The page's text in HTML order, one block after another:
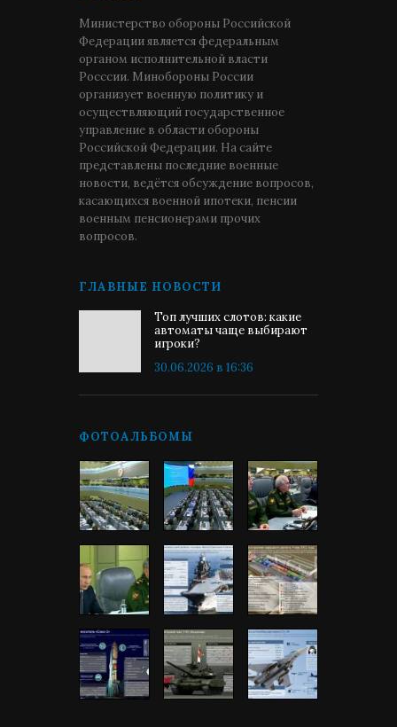
Министерство обороны Российской
Федерации является федеральным
органом исполнительной власти
Росссии. Минобороны России
организует военную политику и
осуществляющий государственное
управление в области обороны
Российской Федерации. На сайте
представлены последние военные
новости, ведётся обсуждение вопросов,
касающихся военной ипотеки, пенсии
военным пенсионерами прочих
вопросов.
ГЛАВНЫЕ НОВОСТИ
Топ лучших слотов: какие
автоматы чаще выбирают
игроки?
30.06.2026 в 16:36
ФОТОАЛЬБОМЫ